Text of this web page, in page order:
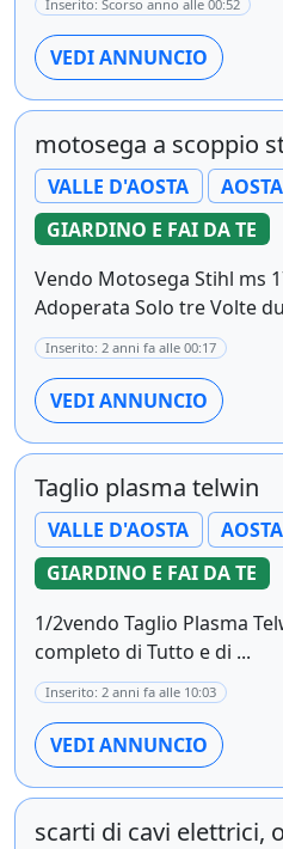
Inserito: Scorso anno alle 00:52
VEDI ANNUNCIO
motosega a scoppio
VALLE D'AOSTA AOSTA
GIARDINO E FAI DA TE
Vendo Motosega Stihl ms
Adoperata Solo tre Volte
Inserito: 2 anni fa alle 00:17
VEDI ANNUNCIO
Taglio plasma telwin
VALLE D'AOSTA AOSTA
GIARDINO E FAI DA TE
1/2vendo Taglio Plasma
completo di Tutto e di ...
Inserito: 2 anni fa alle 10:03
VEDI ANNUNCIO
scarti di cavi elettrici,